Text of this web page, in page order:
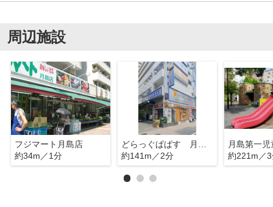
周辺施設
フジマート月島店
約34m／1分
約141m／2分
月島第一
約221m／